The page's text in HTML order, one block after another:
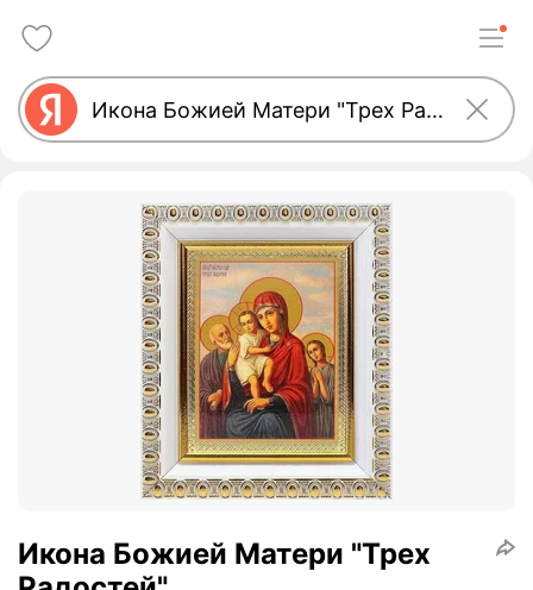
Икона Божией Матери "Трех